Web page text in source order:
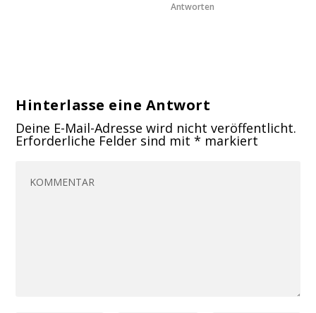
Antworten
Hinterlasse eine Antwort
Deine E-Mail-Adresse wird nicht veröffentlicht.
Erforderliche Felder sind mit* markiert